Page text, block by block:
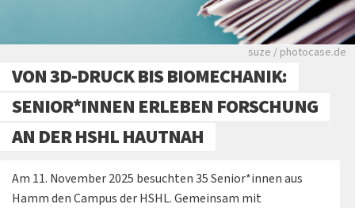
Viele Zeitungen.
suze / photocase.de
VON 3D-DRUCK BIS BIOMECHANIK:
SENIOR*INNEN ERLEBEN FORSCHUNG
AN DER HSHL HAUTNAH
Am 11. November 2025 besuchten 35 Senior*innen aus
Hamm den Campus der HSHL. Gemeinsam mit